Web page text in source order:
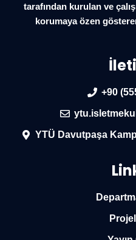
tarafından kurulan ve
korumaya özen
+90
YTÜ Davutpaşa